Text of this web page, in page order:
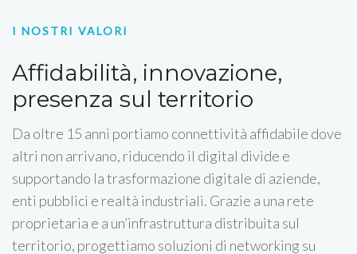
I NOSTRI VALORI
Affidabilità, innovazione,
presenza sul territorio
Da oltre 15 anni portiamo connettività affidabile dove
altri non arrivano, riducendo il digital divide e
supportando la trasformazione digitale di aziende,
enti pubblici e realtà industriali. Grazie a una rete
proprietaria e a un’infrastruttura distribuita sul
territorio, progettiamo soluzioni di networking su